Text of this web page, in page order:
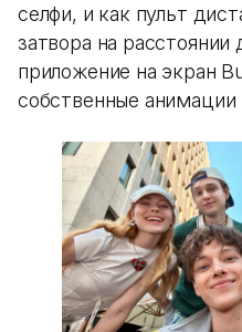
селфи, и как пульт
затвора на
приложение на экран
собственные анимации